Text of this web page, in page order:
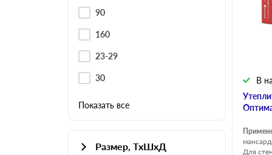
90
160
23-29
30
Показать все
Размер, ТхШхД
В
Для